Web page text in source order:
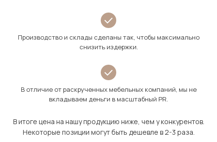
Производство и склады сделаны так, чтобы максимально
снизить издержки.
В отличие от раскрученных мебельных компаний, мы не
вкладываем деньги в масштабный PR.
В итоге цена на нашу продукцию ниже, чем у конкурентов.
Некоторые позиции могут быть дешевле в 2-3 раза.